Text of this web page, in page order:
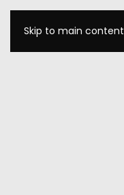
Skip to main content